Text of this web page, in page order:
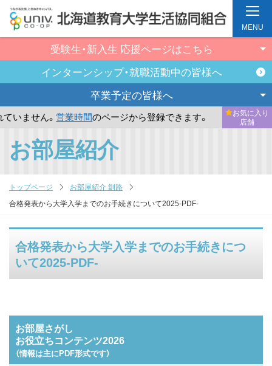
受験生・新入生 応援ページはこちら
インターンシップ・就職活動中の皆様へ
卒業予定の皆様へ
いません。営業時間のページから登録できます。 まだお気
お気に入り
店舗
MENU
お部屋紹介
トップページ
お部屋紹介 釧路
合格発表から大学入学までのお手続きについて2025-PDF-
合格発表から大学入学までのお手続きにつ
いて2025-PDF-
お部屋さがし
お役立ちコンテンツ2026
（情報は主にPDF形式です）